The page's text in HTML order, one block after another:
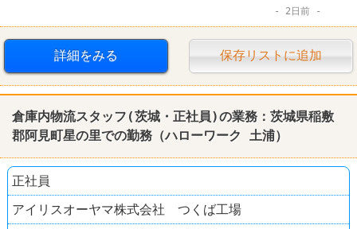
賞与あり
ラーメン
2日前
詳細をみる 保存リストに追加
倉庫内物流スタッフ(茨城・正社員)の業務：茨城県稲敷
郡阿見町星の里での勤務（ハローワーク 土浦）
正社員
アイリスオーヤマ株式会社 つくば工場